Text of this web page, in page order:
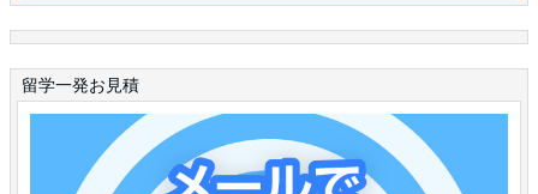
留学一発お見積